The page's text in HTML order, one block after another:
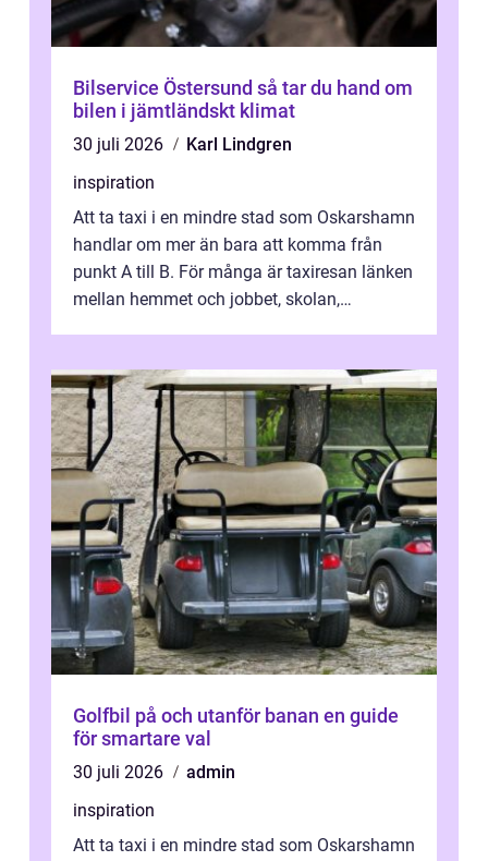
Bilservice Östersund så tar du hand om
bilen i jämtländskt klimat
30 juli 2026
Karl Lindgren
inspiration
Att ta taxi i en mindre stad som Oskarshamn
handlar om mer än bara att komma från
punkt A till B. För många är taxiresan länken
mellan hemmet och jobbet, skolan,
Golfbil på och utanför banan en guide
för smartare val
30 juli 2026
admin
inspiration
Att ta taxi i en mindre stad som Oskarshamn